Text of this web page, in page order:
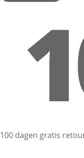
100 dagen gratis